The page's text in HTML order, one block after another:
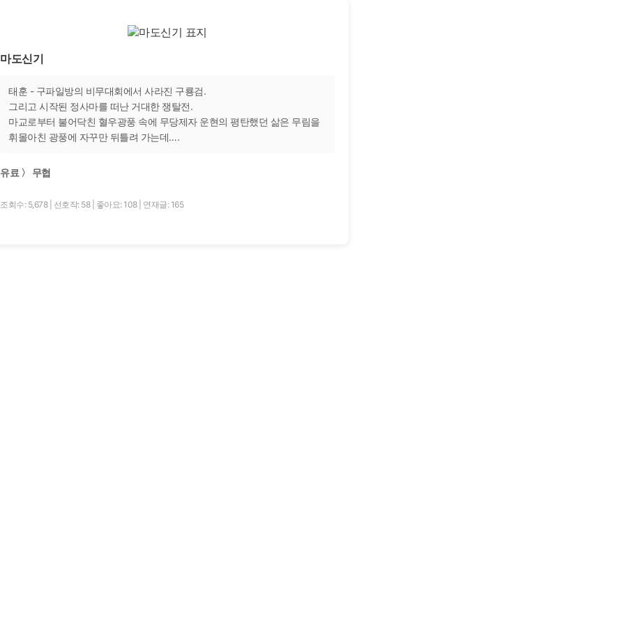
마도신기
태훈 - 구파일방의 비무대회에서 사라진 구룡검.
그리고 시작된 정사마를 떠난 거대한 쟁탈전.
마교로부터 불어닥친 혈우광풍 속에 무당제자 운현의 평탄했던 삶은 무림을
휘몰아친 광풍에 자꾸만 뒤틀려 가는데….
유료 〉 무협
조회수: 5,678 선호작: 58 좋아요: 108 연재글: 165